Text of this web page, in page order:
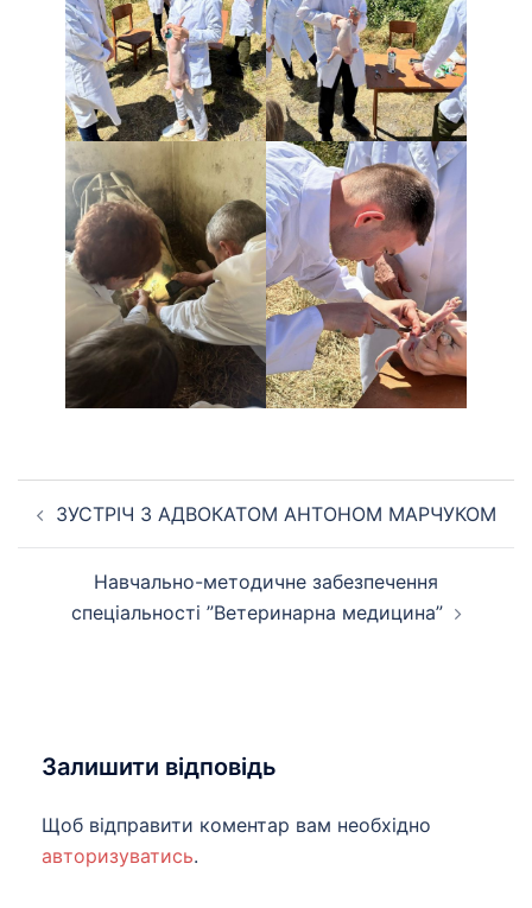
по
запису
ЗУСТРІЧ З АДВОКАТОМ АНТОНОМ МАРЧУКОМ
Навчально-методичне забезпечення
спеціальності ”Ветеринарна медицина”
Залишити відповідь
Щоб відправити коментар вам необхідно
авторизуватись.